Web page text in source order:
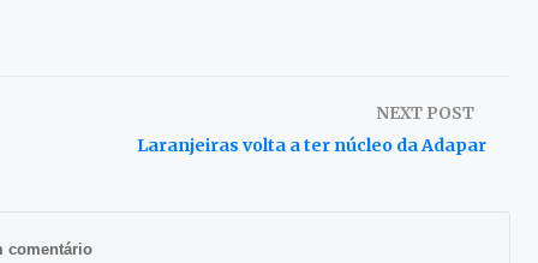
NEXT POST
Laranjeiras volta a ter núcleo da Adapar
comentário